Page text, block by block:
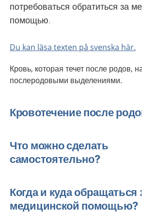
потребоваться обратиться за
помощью.
Du kan läsa texten på svenska här.
Кровь, которая течет после родов,
послеродовыми выделениями.
Кровотечение после
Что можно сделать
самостоятельно?
Когда и куда обращаться
медицинской помощью?